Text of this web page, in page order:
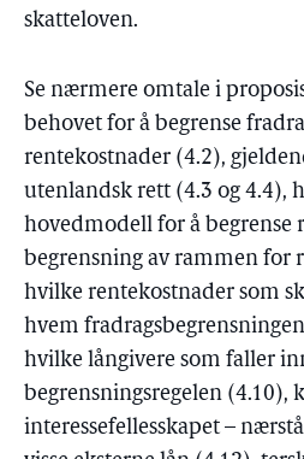
skatteloven.
Se nærmere omtale i
behovet for å begrense
rentekostnader (4.2),
utenlandsk rett (4.3 og 4.4),
hovedmodell for å begrense
begrensning av rammen for
hvilke rentekostnader som
hvem
hvilke långivere som faller
begrensningsregelen (4.10),
interessefellesskapet –